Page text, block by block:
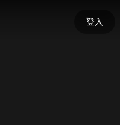
登入